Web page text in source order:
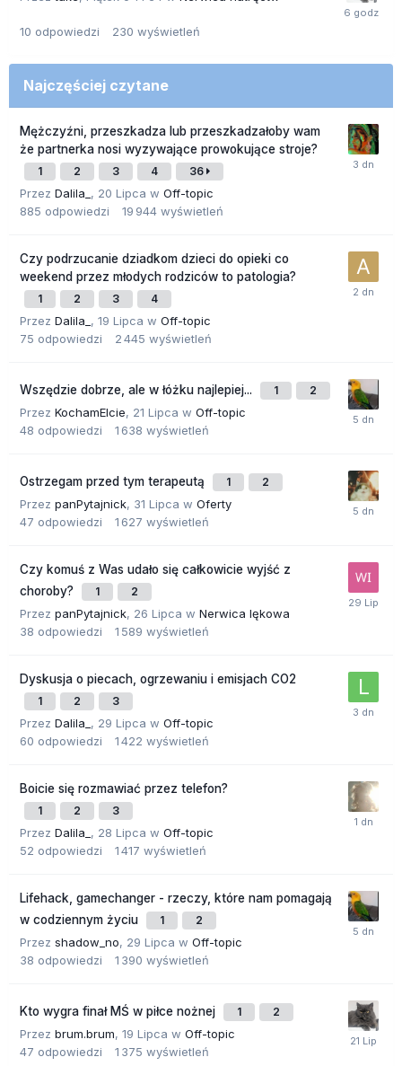
10 odpowiedzi 230 wyświetleń
Najczęściej czytane
Mężczyźni, przeszkadza lub przeszkadzałoby wam
że partnerka nosi wyzywające prowokujące stroje?
1 2 3 4 36
Przez Dalila_ , 20 Lipca w Off-topic
885 odpowiedzi 19 944 wyświetleń
Czy podrzucanie dziadkom dzieci do opieki co
weekend przez młodych rodziców to patologia?
1 2 3 4
Przez Dalila_ , 19 Lipca w Off-topic
75 odpowiedzi 2 445 wyświetleń
Wszędzie dobrze, ale w łóżku najlepiej... 1 2
Przez KochamElcie, 21 Lipca w Off-topic
48 odpowiedzi 1 638 wyświetleń
Ostrzegam przed tym terapeutą 1 2
Przez panPytajnick, 31 Lipca w Oferty
47 odpowiedzi 1 627 wyświetleń
Czy komuś z Was udało się całkowicie wyjść z
choroby?
1 2
Przez panPytajnick, 26 Lipca w Nerwica lękowa
38 odpowiedzi 1 589 wyświetleń
Dyskusja o piecach, ogrzewaniu i emisjach CO2
1 2 3
Przez Dalila_ , 29 Lipca w Off-topic
60 odpowiedzi 1 422 wyświetleń
Boicie się rozmawiać przez telefon?
1 2 3
Przez Dalila_ , 28 Lipca w Off-topic
52 odpowiedzi 1 417 wyświetleń
Lifehack, gamechanger - rzeczy, które nam pomagają
w codziennym życiu
1 2
Przez shadow_no, 29 Lipca w Off-topic
38 odpowiedzi 1 390 wyświetleń
Kto wygra finał MŚ w piłce nożnej 1 2
Przez brum.brum, 19 Lipca w Off-topic
47 odpowiedzi 1 375 wyświetleń